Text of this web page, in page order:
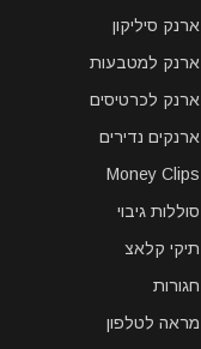
ארנק סיליקון
ארנק למטבעות
ארנק לכרטיסים
ארנקים נדירים
Money Clips
סוללות גיבוי
תיקי קלאצ
חגורות
מראה לטלפון